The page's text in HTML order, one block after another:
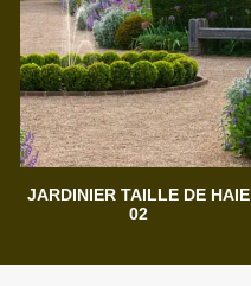
JARDINIER TAILLE DE HAIE
02